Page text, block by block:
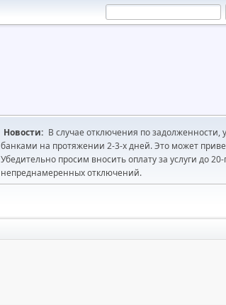
Новости: В случае отключения по задолженности,
банками на протяжении 2-3-х дней. Это может
Убедительно просим вносить оплату за услуги до
непреднамеренных отключений.